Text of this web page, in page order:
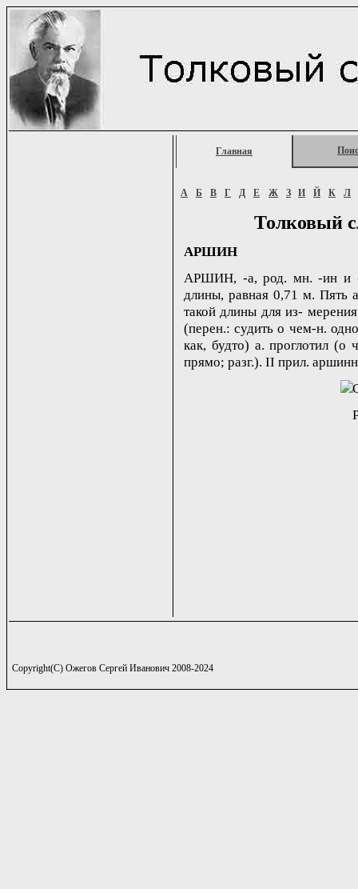
Главная
А Б В Г Д Е Ж З И Й К Л
Толковый
АРШИН
АРШИН, -а, род. мн. -ин и -
длины, равная 0,71 м. Пять
такой длины для из-
(перен.: судить о чем-н.
как, будто) а. проглотил (о
прямо; разг.). II прил.
Copyright(C) Ожегов Сергей Иванович 2008-2024